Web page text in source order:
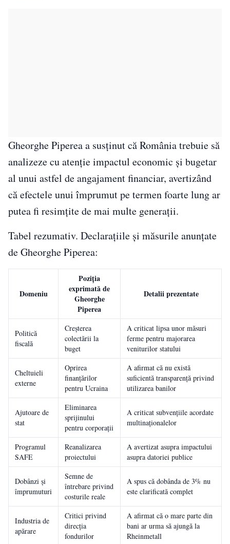
Gheorghe Piperea a susținut că România trebuie să
analizeze cu atenție impactul economic și bugetar
al unui astfel de angajament financiar, avertizând
că efectele unui împrumut pe termen foarte lung ar
putea fi resimțite de mai multe generații.
Tabel rezumativ. Declarațiile și măsurile anunțate
de Gheorghe Piperea:
Domeniu
Poziția
exprimată de
Gheorghe
Piperea
Detalii prezentate
Politică
fiscală
Creșterea
colectării la
buget
A criticat lipsa unor măsuri
ferme pentru majorarea
veniturilor statului
Cheltuieli
externe
Oprirea
finanțărilor
pentru Ucraina
A afirmat că nu există
suficientă transparență privind
utilizarea banilor
Ajutoare de
stat
Eliminarea
sprijinului
pentru corporații
A criticat subvențiile acordate
multinaționalelor
Programul
SAFE
Reanalizarea
proiectului
A avertizat asupra impactului
asupra datoriei publice
Dobânzi și
împrumuturi
Semne de
întrebare privind
costurile reale
A spus că dobânda de 3% nu
este clarificată complet
Industria de
apărare
Critici privind
direcția
fondurilor
A afirmat că o mare parte din
bani ar urma să ajungă la
Rheinmetall